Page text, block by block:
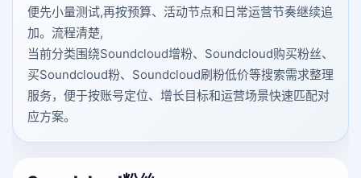
便先小量测试,再按预算、活动节点和日常运营节奏继续追
加。流程清楚,
当前分类围绕Soundcloud增粉、Soundcloud购买粉丝、
买Soundcloud粉、Soundcloud刷粉低价等搜索需求整理
服务，便于按账号定位、增长目标和运营场景快速匹配对
应方案。